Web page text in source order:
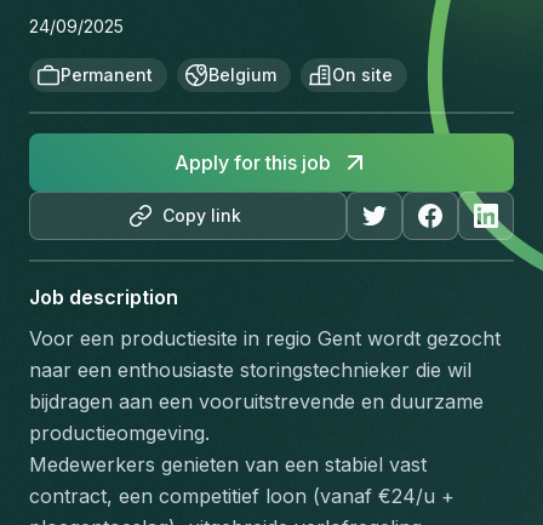
24/09/2025
Permanent Belgium On site
Copy link
Apply for this job
Job description
Voor een productiesite in regio Gent wordt gezocht
naar een enthousiaste storingstechnieker die wil
bijdragen aan een vooruitstrevende en duurzame
productieomgeving.
Medewerkers genieten van een stabiel vast
contract, een competitief loon (vanaf €24/u +